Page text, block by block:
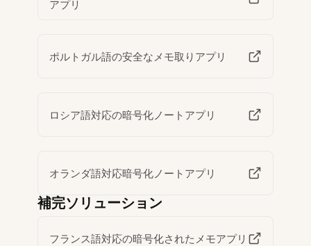
アプリ
ポルトガル語の安全なメモ取りアプリ
ロシア語対応の暗号化ノートアプリ
オランダ語対応暗号化ノートアプリ
補完ソリューション
フランス語対応の暗号化されたメモアプリ